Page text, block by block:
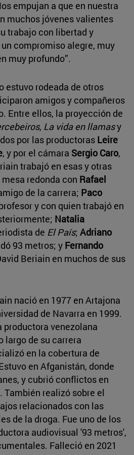
empujan a que en nuestra
muchos jóvenes valientes
trabajo con libertad y
compromiso alegre, muy
muy profundo”.
estuvo rodeada de otros
amigos y compañeros
Entre ellos, la proyección de
, La vida en llamasy
por las productoras Leire
, y por el cámara Sergio Caro,
trabajó en esas y otras
redonda con Rafael
de la carrera; Paco
y con quien trabajó en
Natalia
de El País; Adriano
93 metros; y Fernando
Beriain en muchos de sus
nació en 1977 en Artajona
de Navarra en 1999.
productora venezolana
largo de su carrera
en la cobertura de
en Afganistán, donde
y cubrió conflictos en
También realizó sobre el
relacionados con las
de la droga. Fue uno de los
audiovisual '93 metros',
Falleció en 2021